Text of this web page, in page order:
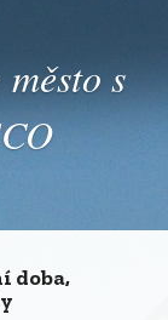
město s
doba,